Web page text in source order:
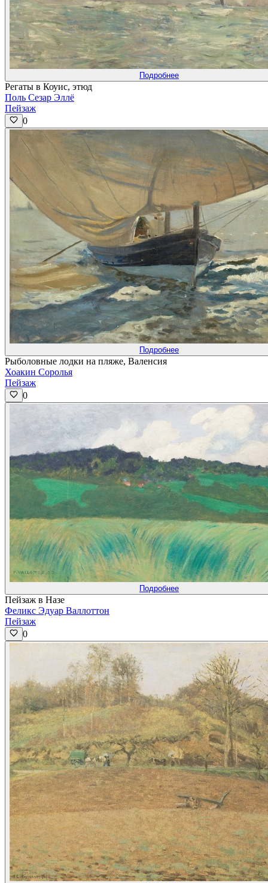
Подробнее
Регаты в Коуис, этюд
Поль Сезар Эллё
Пейзаж
0
Подробнее
Рыболовные лодки на пляже, Валенсия
Хоакин Соролья
Пейзаж
0
Подробнее
Пейзаж в Назе
Феликс Эдуар Валлоттон
Пейзаж
0